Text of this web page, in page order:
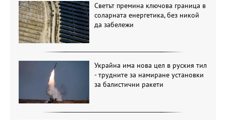
Светът премина ключова граница в
соларната енергетика, без никой
да забележи
Украйна има нова цел в руския тил
- трудните за намиране установки
за балистични ракети